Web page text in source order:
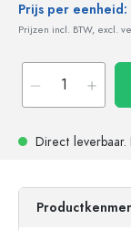
Prijs per eenheid:
Prijzen incl. BTW, excl.
Direct leverbaar.